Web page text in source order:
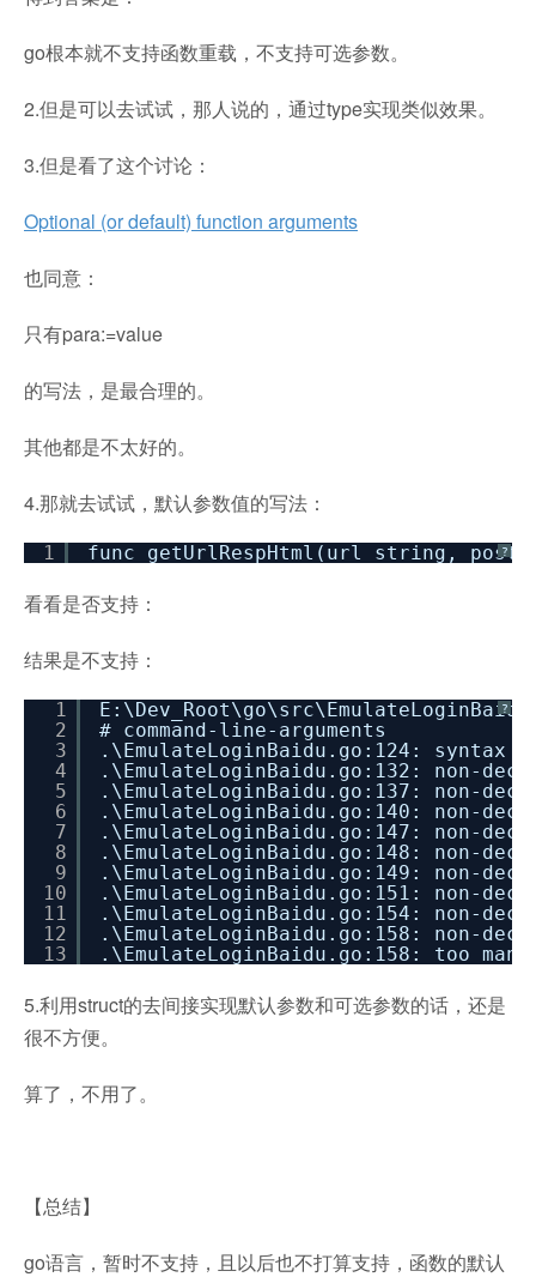
go根本就不支持函数重载，不支持可选参数。
2.但是可以去试试，那人说的，通过type实现类似效果。
3.但是看了这个讨论：
Optional (or default) function arguments
也同意：
只有para:=value
的写法，是最合理的。
其他都是不太好的。
4.那就去试试，默认参数值的写法：
?
1 func getUrlRespHtml(url string,
看看是否支持：
结果是不支持：
?
1
2
3
4
5
6
7
8
9
10
11
12
13
# command-line-arguments
.\EmulateLoginBaidu.go:124:
.\EmulateLoginBaidu.go:132: non-
.\EmulateLoginBaidu.go:137: non-
.\EmulateLoginBaidu.go:140: non-
.\EmulateLoginBaidu.go:147: non-
.\EmulateLoginBaidu.go:148: non-
.\EmulateLoginBaidu.go:149: non-
.\EmulateLoginBaidu.go:151: non-
.\EmulateLoginBaidu.go:154: non-
.\EmulateLoginBaidu.go:158: non-
.\EmulateLoginBaidu.go:158: too
5.利用struct的去间接实现默认参数和可选参数的话，还是
很不方便。
算了，不用了。
【总结】
go语言，暂时不支持，且以后也不打算支持，函数的默认